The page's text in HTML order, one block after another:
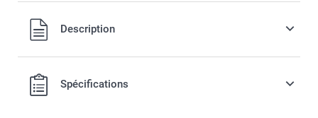
Tous les prix sont en EURO (€), TVA incluse et hors frais de
port.
Description
Spécifications